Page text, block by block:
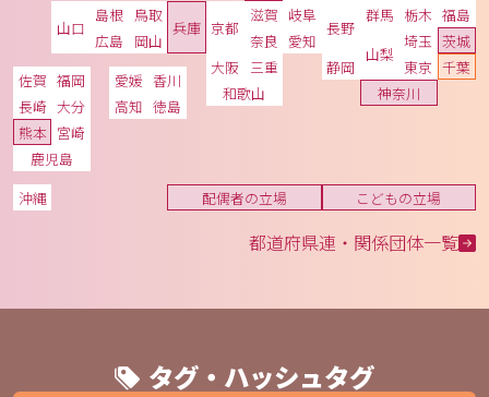
福島
茨城
栃木
群馬
埼玉
千葉
東京
神奈川
山梨
長野
岐阜
静岡
愛知
三重
滋賀
京都
大阪
兵庫
奈良
和歌山
鳥取
島根
岡山
広島
山口
徳島
香川
愛媛
高知
福岡
佐賀
長崎
熊本
大分
宮崎
鹿児島
沖縄
こどもの立場
配偶者の立場
都道府県連・関係団体一覧
タグ・ハッシュタグ